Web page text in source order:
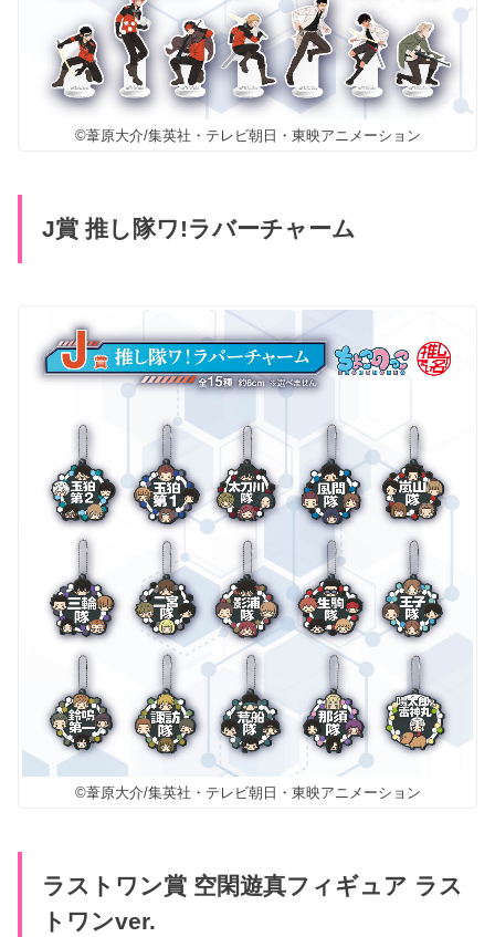
©葦原大介/集英社・テレビ朝日・東映アニメーション
J賞 推し隊ワ!ラバーチャーム
©葦原大介/集英社・テレビ朝日・東映アニメーション
ラストワン賞 空閑遊真フィギュア ラス
トワンver.